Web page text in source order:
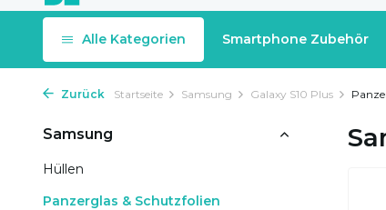
Alle Kategorien Smartphone Zubehör
Zurück Startseite Samsung Galaxy S10 Plus
Samsung
Hüllen
Panzerglas & Schutzfolien